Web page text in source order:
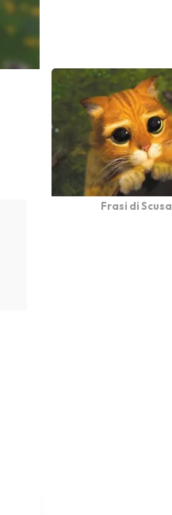
Frasi di Scusa